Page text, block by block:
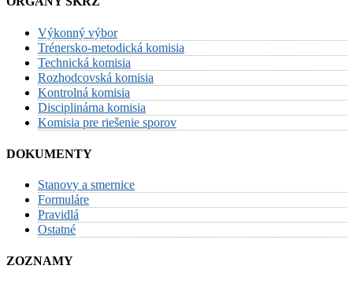
Výkonný výbor
Trénersko-metodická komisia
Technická komisia
Rozhodcovská komisia
Kontrolná komisia
Disciplinárna komisia
Komisia pre riešenie sporov
DOKUMENTY
Stanovy a smernice
Formuláre
Pravidlá
Ostatné
ZOZNAMY